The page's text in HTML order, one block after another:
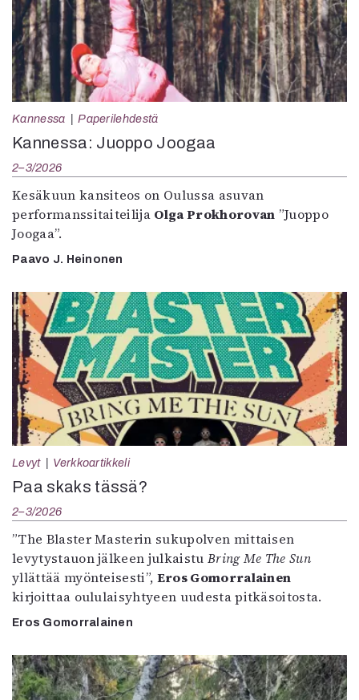
Kannessa Paperilehdestä
Kannessa: Juoppo Joogaa
2–3/2026
Kesäkuun kansiteos on Oulussa asuvan
performanssitaiteilija Olga Prokhorovan ”Juoppo
Joogaa”.
Paavo J. Heinonen
Levyt Verkkoartikkeli
Paa skaks tässä?
2–3/2026
”The Blaster Masterin sukupolven mittaisen
levytystauon jälkeen julkaistu Bring Me The Sun
yllättää myönteisesti”, Eros Gomorralainen
kirjoittaa oululaisyhtyeen uudesta pitkäsoitosta.
Eros Gomorralainen